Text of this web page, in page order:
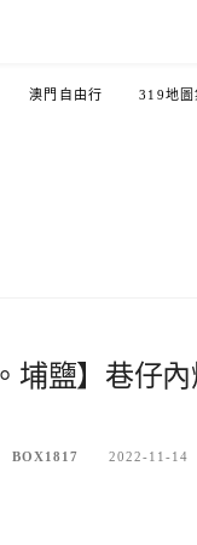
澳門自由行 319地圖
埔鹽】巷仔
BOX1817 2022-11-14